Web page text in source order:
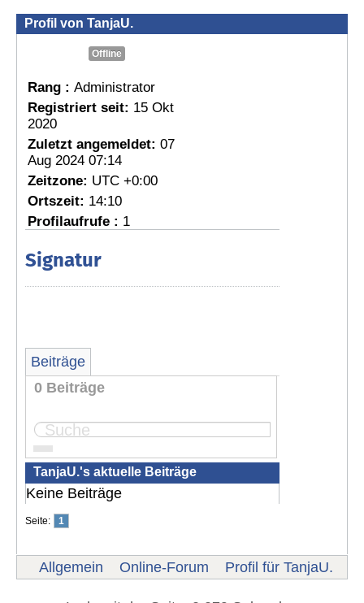
Profil von TanjaU.
Offline
Rang : Administrator
Registriert seit: 15 Okt
2020
Zuletzt angemeldet: 07
Aug 2024 07:14
Zeitzone: UTC +0:00
Ortszeit: 14:10
Profilaufrufe : 1
Signatur
Beiträge
0 Beiträge
Seite:
TanjaU.'s aktuelle Beiträge
Keine Beiträge
Seite: 1
Allgemein Online-Forum Profil für TanjaU.